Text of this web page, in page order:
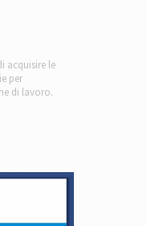
acquisire le
per
di lavoro.